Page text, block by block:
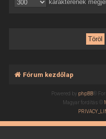
karakterének
Fórum kezdőlap
Powered by phpBB®
Magyar fordítás ©